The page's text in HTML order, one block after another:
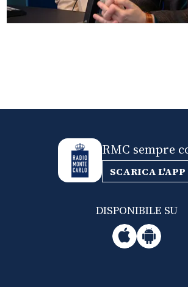
RMC sempre
SCARICA L'APP
DISPONIBILE SU